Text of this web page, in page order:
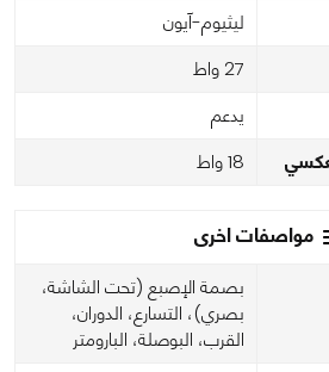
ليثيوم-آيون
27 واط
يدعم
18 واط
مواصفات اخرى
بصمة الإصبع (تحت الشاشة،
بصري)، التسارع، الدوران،
القرب، البوصلة، البارومتر